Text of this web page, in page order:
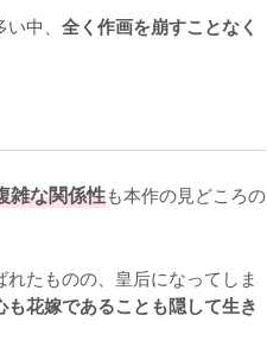
中、 全く作画を崩すことなく
雑な関係性も本作の見どころの
たものの、皇后になってしま
も花嫁であることも隠して生き